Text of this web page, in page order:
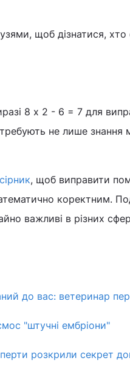
щоб дізнатися, хто
8 х 2 - 6 = 7 для
не лише знання
, щоб виправити
коректним.
важливі в різних
до вас: ветеринар
"штучні ембріони"
розкрили секрет